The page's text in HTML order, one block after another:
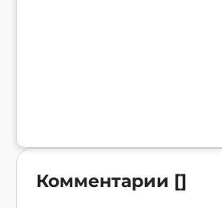
Комментарии []